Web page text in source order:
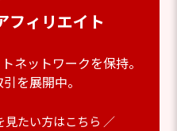
フィリエイト
ネットワークを保持。
を展開中。
見たい方はこちら ／